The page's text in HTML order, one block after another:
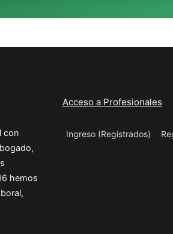
con
hemos
Acceso a Profesionales
Ingreso (Registrados)